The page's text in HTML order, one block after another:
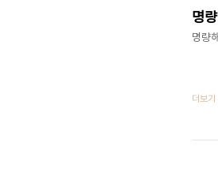
명
명량
더보기